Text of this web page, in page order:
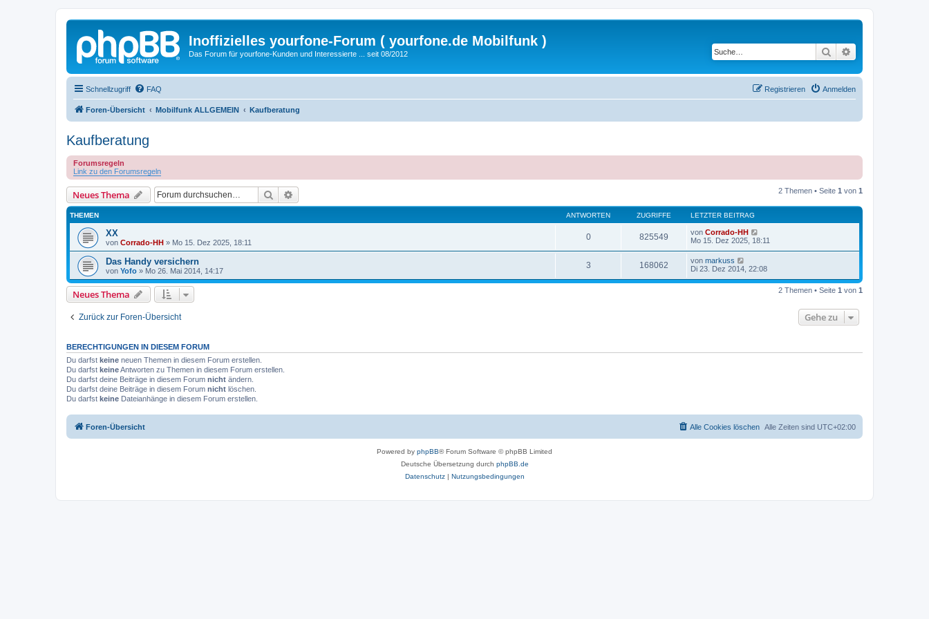
Inoffizielles yourfone-Forum ( yourfone.de Mobilfunk )
Das Forum für yourfone-Kunden und Interessierte ... seit 08/2012 Suche
Schnellzugriff FAQ Anmelden
Registrieren
Foren-Übersicht Mobilfunk ALLGEMEIN Kaufberatung
Kaufberatung
Forumsregeln
Link zu den Forumsregeln
Neues Thema Suche 2 Themen • Seite 1 von 1
THEMEN ANTWORTEN ZUGRIFFE LETZTER BEITRAG
XX
von Corrado-HH » Mo 15. Dez 2025, 18:11
0 825549 von Corrado-HH
Mo 15. Dez 2025, 18:11
Das Handy versichern
von Yofo » Mo 26. Mai 2014, 14:17
3 168062 von markuss
Di 23. Dez 2014, 22:08
Neues Thema 2 Themen • Seite 1 von 1
Zurück zur Foren-Übersicht Gehe zu
BERECHTIGUNGEN IN DIESEM FORUM
Du darfst keine neuen Themen in diesem Forum erstellen.
Du darfst keineAntworten zu Themen in diesem Forum erstellen.
Du darfst deine Beiträge in diesem Forum nicht ändern.
Du darfst deine Beiträge in diesem Forum nicht löschen.
Du darfst keine Dateianhänge in diesem Forum erstellen.
Foren-Übersicht Alle Zeiten sind UTC+02:00
Alle Cookies löschen
Powered by phpBB® Forum Software © phpBB Limited
Deutsche Übersetzung durch phpBB.de
Datenschutz| Nutzungsbedingungen